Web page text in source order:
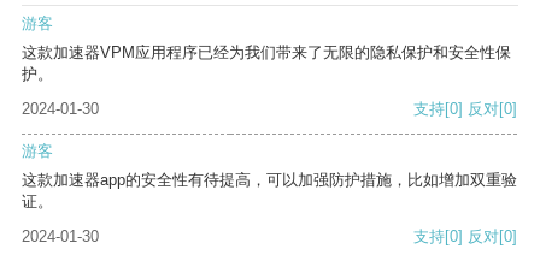
游客
这款加速器VPM应用程序已经为我们带来了无限的隐私保护和安全性保
护。
2024-01-30
支持[0] 反对[0]
游客
这款加速器app的安全性有待提高，可以加强防护措施，比如增加双重验
证。
2024-01-30
支持[0] 反对[0]